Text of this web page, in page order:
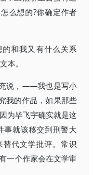
么想的?你确定作者
和我又有什么关系
本。
说，——我也是写小
我的作品，如果那些
为毕飞宇确实就是这
事就该移交到刑警大
代文学批评。常识
一个作家会在文学审